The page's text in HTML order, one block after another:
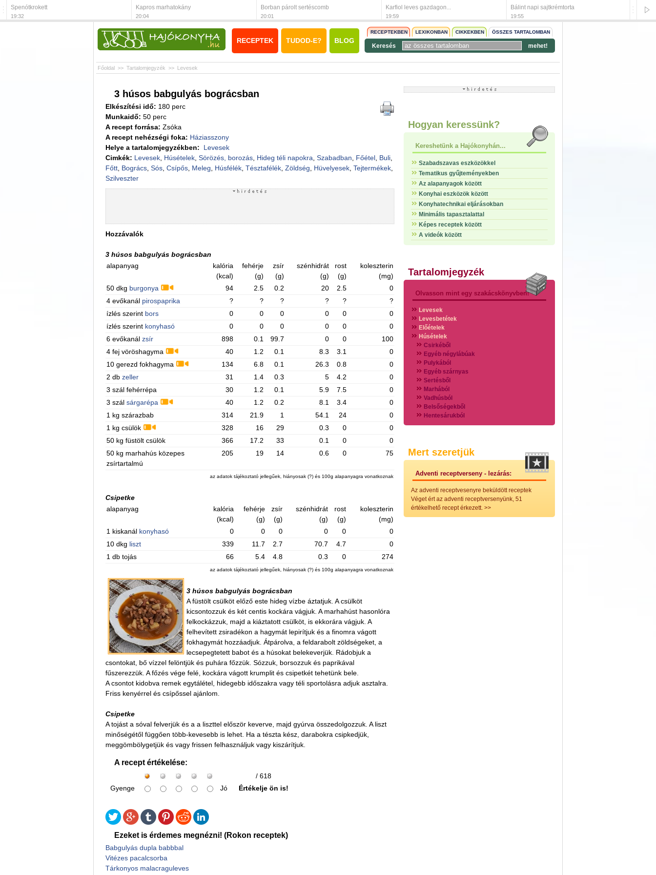
Spenótkrokett
19:32
Kapros marhatokány
20:04
Borban párolt sertéscomb
20:01
Karfiol leves gazdagon...
19:59
Bálint napi sajtkrémtorta
19:55
RECEPTEK TUDOD-E? BLOG
RECEPTEKBEN LEXIKONBAN CIKKEKBEN ÖSSZES TARTALOMBAN
Keresés mehet!
Főoldal >> Tartalomjegyzék >> Levesek
3 húsos babgulyás bográcsban
Elkészítési idő: 180 perc
Munkaidő: 50 perc
A recept forrása: Zsóka
A recept nehézségi foka: Háziasszony
Helye a tartalomjegyzékben:
Levesek
Cimkék: Levesek, Húsételek, Sörözés, borozás, Hideg téli napokra Szabadban Főétel, Buli,
Főtt, Bogrács, Sós, Csípős, Meleg Húsfélék, Tésztafélék, Zöldség Hüvelyesek, Tejtermékek,
Szilveszter
Hozzávalók
3 húsos babgulyás bográcsban
alapanyag
kalória
(kcal)
fehérje
(g)
zsír
(g)
szénhidrát
(g)
rost
(g)
koleszterin
(mg)
50 dkg burgonya 94 2.5 0.2 20 2.5
0
4 evőkanál pirospaprika ? ? ? ? ?
?
ízlés szerint bors 0 0 0 0 0
0
ízlés szerint konyhasó 0 0 0 0 0
0
6 evőkanál zsír 898 0.1 99.7 0 0
100
4 fej vöröshagyma
40 1.2 0.1 8.3 3.1
0
10 gerezd fokhagyma
134 6.8 0.1 26.3 0.8
0
2 db zeller 31 1.4 0.3 5 4.2
0
3 szál fehérrépa
30 1.2 0.1 5.9 7.5
0
3 szál sárgarépa 40 1.2 0.2 8.1 3.4
0
1 kg szárazbab
314 21.9 1 54.1 24
0
1 kg csülök
328 16 29 0.3 0
0
50 kg füstölt csülök
366 17.2 33 0.1 0
0
50 kg marhahús közepes
zsírtartalmú
205 19 14 0.6 0 75
az adatok tájékoztató jellegűek, hiányosak (?) és 100g alapanyagra vonatkoznak
Csipetke
alapanyag
kalória
(kcal)
fehérje
(g)
zsír
(g)
szénhidrát
(g)
rost
(g)
koleszterin
(mg)
1 kiskanál konyhasó 0 0 0 0 0
0
10 dkg liszt 339 11.7 2.7 70.7 4.7
0
1 db tojás
66 5.4 4.8 0.3 0 274
az adatok tájékoztató jellegűek, hiányosak (?) és 100g alapanyagra vonatkoznak
3 húsos babgulyás bográcsban
A füstölt csülköt előző este hideg vízbe áztatjuk. A csülköt
kicsontozzuk és két centis kockára vágjuk. A marhahúst hasonlóra
felkockázzuk, majd a kiáztatott csülköt, is ekkorára vágjuk. A
felhevített zsiradékon a hagymát lepirítjuk és a finomra vágott
fokhagymát hozzáadjuk. Átpárolva, a feldarabolt zöldségeket, a
lecsepegtetett babot és a húsokat belekeverjük. Rádobjuk a
csontokat, bő vízzel felöntjük és puhára főzzük. Sózzuk, borsozzuk és paprikával
fűszerezzük. A főzés vége felé, kockára vágott krumplit és csipetkét tehetünk bele.
A csontot kidobva remek egytálétel, hidegebb időszakra vagy téli sportolásra adjuk asztalra.
Friss kenyérrel és csípőssel ajánlom.
Csipetke
A tojást a sóval felverjük és a a liszttel először keverve, majd gyúrva összedolgozzuk. A liszt
minőségétől függően több-kevesebb is lehet. Ha a tészta kész, darabokra csipkedjük,
meggömbölygetjük és vagy frissen felhasználjuk vagy kiszárítjuk.
A recept értékelése:
/ 618
Gyenge
Jó Értékelje ön is!
Ezeket is érdemes megnézni! (Rokon receptek)
Babgulyás dupla babbbal
Vitézes pacalcsorba
Tárkonyos malacraguleves
Hogyan keressünk?
Kereshetünk a Hajókonyhán...
Szabadszavas eszközökkel
Tematikus gyűjteményekben
Az alapanyagok között
Konyhai eszközök között
Konyhatechnikai eljárásokban
Minimális tapasztalattal
Képes receptek között
A videók között
Tartalomjegyzék
Olvasson mint egy szakácskönyvben!
Levesek
Levesbetétek
Előételek
Húsételek
Csirkéből
Egyéb négylábúak
Pulykából
Egyéb szárnyas
Sertésből
Marhából
Vadhúsból
Belsőségekből
Hentesárukból
Vadszárnyasokból
Halak
Hidegvérűek
Klasszikus főzelékek
Zöldséges ételek
Saláták
Hidegkonyhai készítmények
Mert szeretjük
Adventi receptverseny - lezárás:
Az adventi receptvesenyre beküldött receptek
Véget ért az adventi receptversenyünk, 51
értékelhető recept érkezett.>>